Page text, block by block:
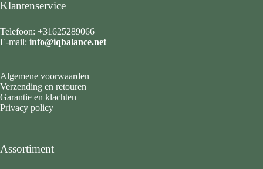
Klantenservice
Telefoon: +31625289066
E-mail: info@iqbalance.net
Algemene voorwaarden
Verzending en retouren
Garantie en klachten
Privacy policy
Assortiment